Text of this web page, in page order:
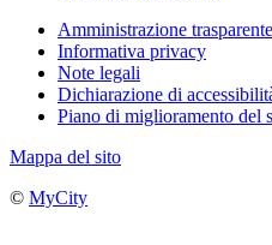
Amministrazione trasparente
Informativa privacy
Note legali
Dichiarazione di
Piano di miglioramento del
Mappa del sito
© MyCity